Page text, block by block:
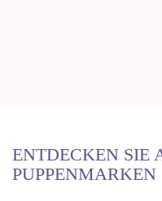
ENTDECKEN SIE
PUPPENMARKEN